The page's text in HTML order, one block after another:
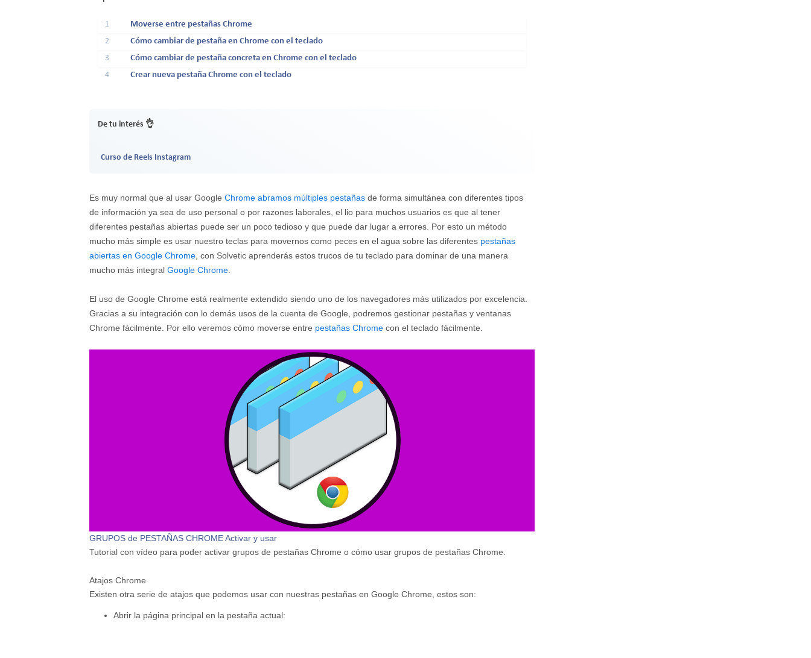
1
Moverse entre pestañas Chrome
2
Cómo cambiar de pestaña en Chrome con el teclado
3
Cómo cambiar de pestaña concreta en Chrome con el teclado
4
Crear nueva pestaña Chrome con el teclado
De tu interés 👌
Curso de Reels Instagram
Es muy normal que al usar Google Chrome abramos múltiples pestañas de forma simultánea con diferentes tipos
de información ya sea de uso personal o por razones laborales, el lio para muchos usuarios es que al tener
diferentes pestañas abiertas puede ser un poco tedioso y que puede dar lugar a errores. Por esto un método
mucho más simple es usar nuestro teclas para movernos como peces en el agua sobre las diferentes pestañas
abiertas en Google Chrome, con Solvetic aprenderás estos trucos de tu teclado para dominar de una manera
mucho más integral Google Chrome.
El uso de Google Chrome está realmente extendido siendo uno de los navegadores más utilizados por excelencia.
Gracias a su integración con lo demás usos de la cuenta de Google, podremos gestionar pestañas y ventanas
Chrome fácilmente. Por ello veremos cómo moverse entre pestañas Chrome con el teclado fácilmente.
GRUPOS de PESTAÑAS CHROME Activar y usar
Tutorial con vídeo para poder activar grupos de pestañas Chrome o cómo usar grupos de pestañas Chrome.
Atajos Chrome
Existen otra serie de atajos que podemos usar con nuestras pestañas en Google Chrome, estos son:
Abrir la página principal en la pestaña actual: